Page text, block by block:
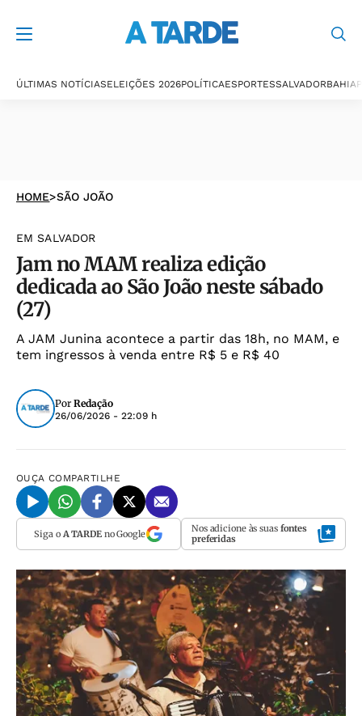
ÚLTIMAS NOTÍCIASELEIÇÕES 2026POLÍTICAESPORTESSALVADORBAHIA
HOME>SÃO JOÃO
EM SALVADOR
Jam no MAM realiza edição
dedicada ao São João neste sábado
(27)
A JAM Junina acontece a partir das 18h, no MAM, e
tem ingressos à venda entre R$ 5 e R$ 40
Por Redação
26/06/2026 - 22:09 h
OUÇA COMPARTILHE
Siga o A TARDEno Google Nos adicione às suas fontes
preferidas